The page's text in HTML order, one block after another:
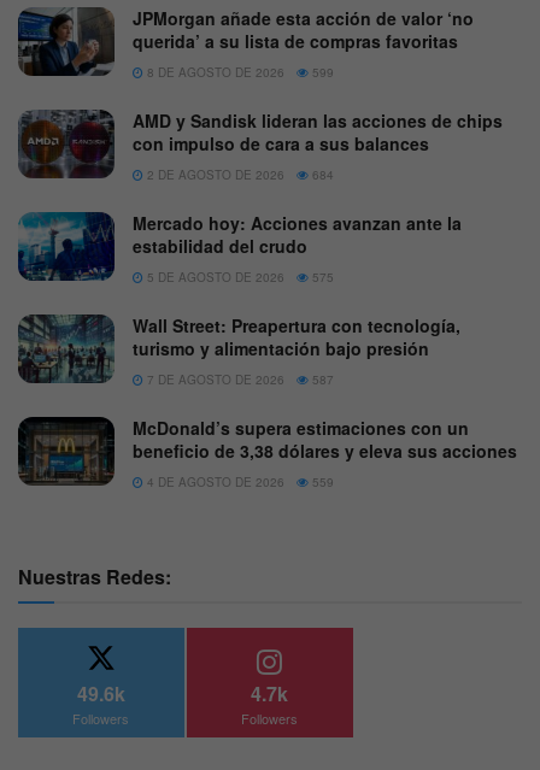
JPMorgan añade esta acción de valor ‘no
querida’ a su lista de compras favoritas
8 DE AGOSTO DE 2026 599
AMD y Sandisk lideran las acciones de chips
con impulso de cara a sus balances
2 DE AGOSTO DE 2026 684
Mercado hoy: Acciones avanzan ante la
estabilidad del crudo
5 DE AGOSTO DE 2026 575
Wall Street: Preapertura con tecnología,
turismo y alimentación bajo presión
7 DE AGOSTO DE 2026 587
McDonald’s supera estimaciones con un
beneficio de 3,38 dólares y eleva sus acciones
4 DE AGOSTO DE 2026 559
Nuestras Redes:
49.6k
Followers
4.7k
Followers